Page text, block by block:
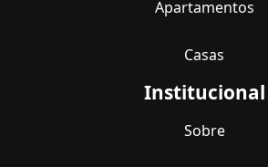
Apartamentos
Casas
Institucional
Sobre